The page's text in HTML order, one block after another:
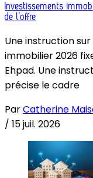
Investissements
de l’offre
Une instruction sur
immobilier 2026
Ehpad. Une
précise le cadre
ParCatherine
/ 15 juil. 2026